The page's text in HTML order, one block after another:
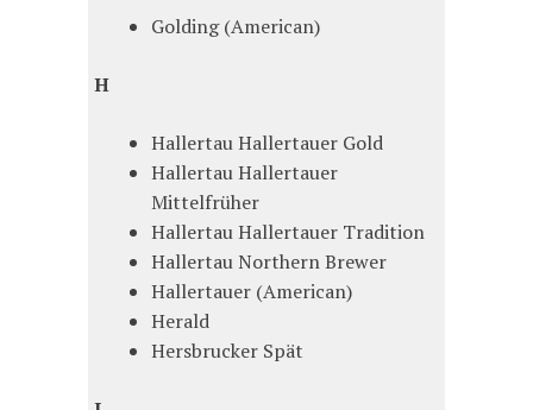
Golding (American)
H
Hallertau Hallertauer Gold
Hallertau Hallertauer
Mittelfrüher
Hallertau Hallertauer Tradition
Hallertau Northern Brewer
Hallertauer (American)
Herald
Hersbrucker Spät